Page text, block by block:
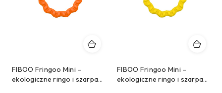
FIBOO Fringoo Mini –
ekologiczne ringo i szarpak
FIBOO Fringoo Mini –
ekologiczne ringo i szarpak